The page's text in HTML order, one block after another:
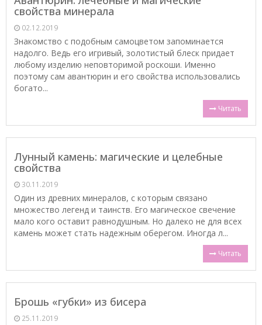
свойства минерала
02.12.2019
Знакомство с подобным самоцветом запоминается
надолго. Ведь его игривый, золотистый блеск придает
любому изделию неповторимой роскоши. Именно
поэтому сам авантюрин и его свойства использовались
богато...
Читать
Лунный камень: магические и целебные
свойства
30.11.2019
Один из древних минералов, с которым связано
множество легенд и таинств. Его магическое свечение
мало кого оставит равнодушным. Но далеко не для всех
камень может стать надежным оберегом. Иногда л...
Читать
Брошь «губки» из бисера
25.11.2019